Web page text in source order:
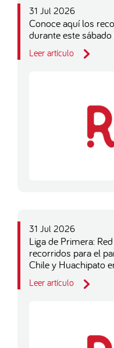
31 Jul 2026
Conoce aquí los
durante este
Leer artículo
31 Jul 2026
Liga de Primera:
recorridos para el
Chile y Huachipato
Leer artículo